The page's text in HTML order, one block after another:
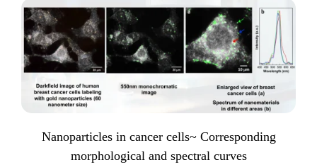
Nanoparticles in cancer cells~ Corresponding
morphological and spectral curves